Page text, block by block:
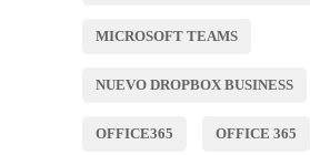
MICROSOFT TEAMS
NUEVO DROPBOX BUSINESS
OFFICE365 OFFICE 365